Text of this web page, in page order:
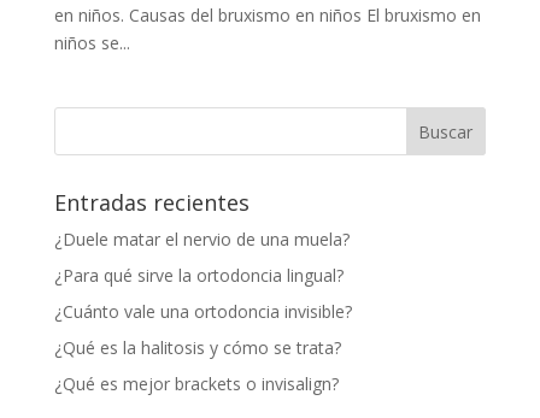
en niños. Causas del bruxismo en niños El bruxismo en
niños se...
Entradas recientes
¿Duele matar el nervio de una muela​?
¿Para qué sirve la ortodoncia lingual?
¿Cuánto vale una ortodoncia invisible?
¿Qué es la halitosis y cómo se trata?
¿Qué es mejor brackets o invisalign?